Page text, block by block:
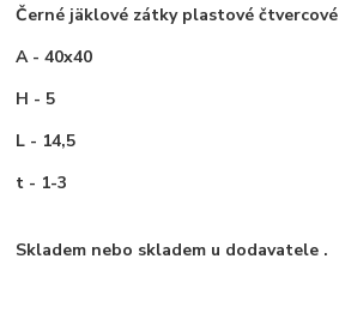
Černé jäklové zátky plastové čtvercové
A - 40x40
H - 5
L - 14,5
t - 1-3
Skladem nebo skladem u dodavatele .